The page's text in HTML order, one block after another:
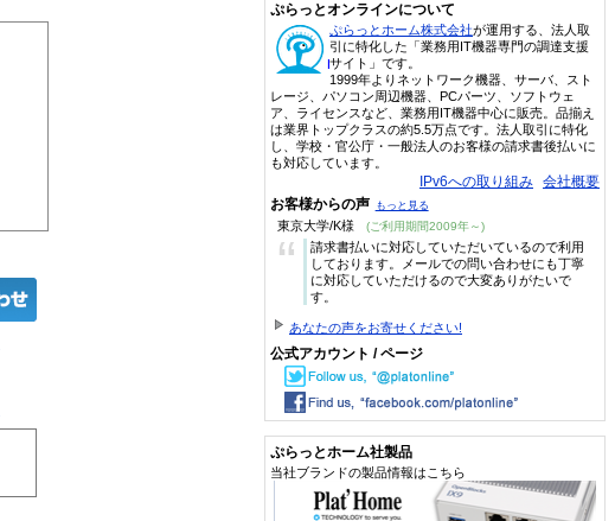
ぷらっとオンラインについて
ぷらっとホーム株式会社が運用する、法人取
引に特化した「業務用IT機器専門の調達支援
サイト」です。
1999年よりネットワーク機器、サーバ、スト
レージ、パソコン周辺機器、PCパーツ、ソフトウェ
ア、ライセンスなど、業務用IT機器中心に販売。品揃え
は業界トップクラスの約5.5万点です。法人取引に特化
し、学校・官公庁・一般法人のお客様の請求書後払いに
も対応しています。
IPv6への取り組み 会社概要
お客様からの声 もっと見る
東京大学/K様 (ご利用期間2009年～)
“
請求書払いに対応していただいているので利用
しております。メールでの問い合わせにも丁寧
に対応していただけるので大変ありがたいで
す。
あなたの声をお寄せください!
公式アカウント / ページ
ぷらっとホーム社製品
当社ブランドの製品情報はこちら